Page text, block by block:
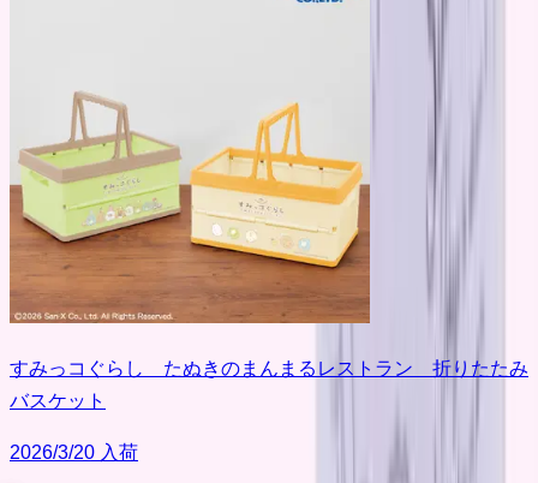
すみっコぐらし たぬきのまんまるレストラン 折りたたみ
バスケット
2026/3/20 入荷